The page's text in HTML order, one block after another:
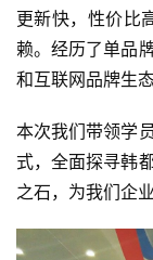
更新快，性价比
赖。经历了单品
和互联网品牌生
本次我们带领学
式，全面探寻韩
之石，为我们企